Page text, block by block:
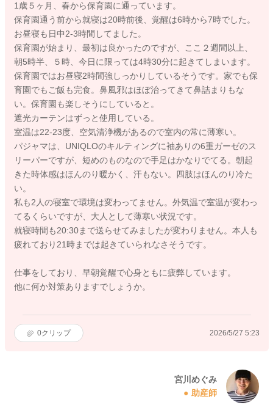
1歳５ヶ月、春から保育園に通っています。
保育園通う前から就寝は20時前後、覚醒は6時から7時でした。
お昼寝も日中2-3時間してました。
保育園が始まり、最初は良かったのですが、ここ２週間以上、
朝5時半、５時、今日に限っては4時30分に起きてしまいます。
保育園ではお昼寝2時間強しっかりしているそうです。家でも保
育園でもご飯も完食。鼻風邪はほぼ治ってきて鼻詰まりもな
い。保育園も楽しそうにしていると。
遮光カーテンはずっと使用している。
室温は22-23度、空気清浄機があるので室内の常に薄寒い。
パジャマは、UNIQLOのキルティングに袖ありの6重ガーゼのス
リーパーですが、短めのものなので手足はかなりでてる。朝起
きた時体感はほんのり暖かく、汗もない。四肢はほんのり冷た
い。
私も2人の寝室で環境は変わってません。外気温で室温が変わっ
てるくらいですが、大人として薄寒い状況です。
就寝時間も20:30まで送らせてみましたが変わりません。本人も
疲れており21時までは起きていられなさそうです。
仕事をしており、早朝覚醒で心身ともに疲弊しています。
他に何か対策ありますでしょうか。
0クリップ 2026/5/27 5:23
宮川めぐみ
助産師